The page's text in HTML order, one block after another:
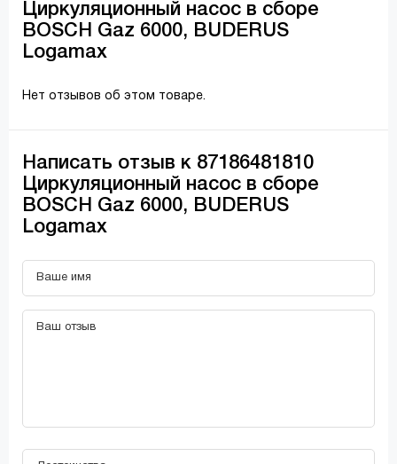
Циркуляционный насос в сборе
BOSCH Gaz 6000, BUDERUS
Logamax
Нет отзывов об этом товаре.
Написать отзыв к 87186481810
Циркуляционный насос в сборе
BOSCH Gaz 6000, BUDERUS
Logamax